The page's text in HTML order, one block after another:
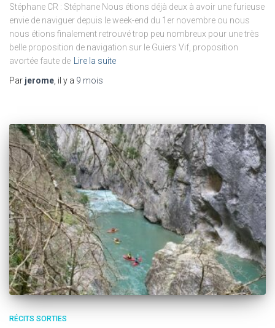
Stéphane CR : Stéphane Nous étions déjà deux à avoir une furieuse
envie de naviguer depuis le week-end du 1er novembre ou nous
nous étions finalement retrouvé trop peu nombreux pour une très
belle proposition de navigation sur le Guiers Vif, proposition
avortée faute de
Lire la suite
Par jerome , il y a 9 mois
RÉCITS SORTIES